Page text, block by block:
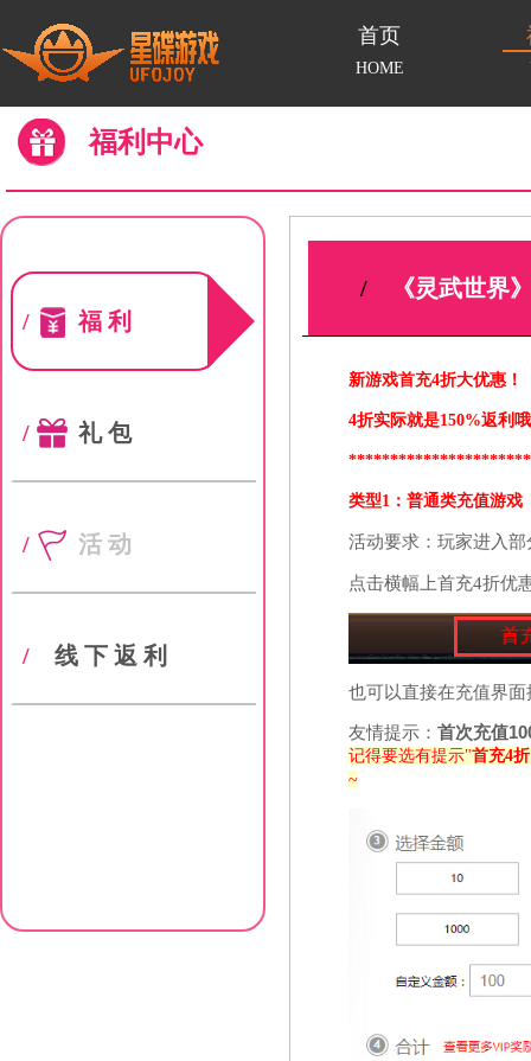
首页
HOME
福利中心
福利
/
礼包
/
活动
/
线下返利
/
/ 《灵武世界
新游戏首充4折大优惠！
4折实际就是150%返利
类型1：普通类充值游戏
活动要求：玩家进入
点击横幅上首充4折优
也可以直接在充值界
友情提示：首次充值
记得要选有提示"首充4折
~